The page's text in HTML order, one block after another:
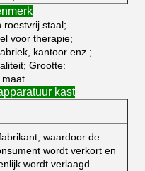
roestvrij staal;
voor therapie;
kantoor enz.;
Grootte:
kast
waardoor de
wordt verkort en
wordt verlaagd.